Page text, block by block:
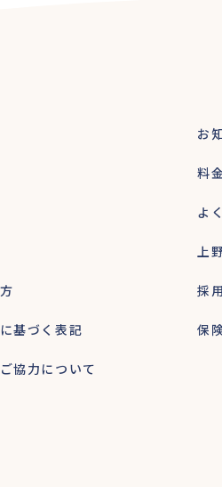
お
料
よ
上
採
基づく表記 保
協力について